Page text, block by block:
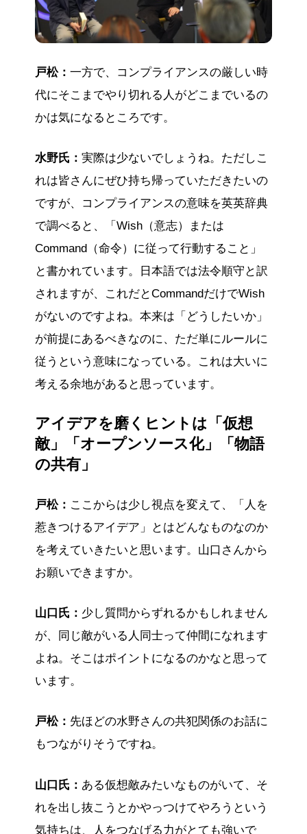
戸松： 一方で、コンプライアンスの厳しい時
代にそこまでやり切れる人がどこまでいるの
かは気になるところです。
水野氏： 実際は少ないでしょうね。ただしこ
れは皆さんにぜひ持ち帰っていただきたいの
ですが、コンプライアンスの意味を英英辞典
で調べると、「Wish（意志）または
Command（命令）に従って行動すること」
と書かれています。日本語では法令順守と訳
されますが、これだとCommandだけでWish
がないのですよね。本来は「どうしたいか」
が前提にあるべきなのに、ただ単にルールに
従うという意味になっている。これは大いに
考える余地があると思っています。
アイデアを磨くヒントは「仮想
敵」「オープンソース化」「物語
の共有」
戸松： ここからは少し視点を変えて、「人を
惹きつけるアイデア」とはどんなものなのか
を考えていきたいと思います。山口さんから
お願いできますか。
山口氏： 少し質問からずれるかもしれません
が、同じ敵がいる人同士って仲間になれます
よね。そこはポイントになるのかなと思って
います。
戸松： 先ほどの水野さんの共犯関係のお話に
もつながりそうですね。
山口氏： ある仮想敵みたいなものがいて、そ
れを出し抜こうとかやっつけてやろうという
気持ちは、人をつなげる力がとても強いで